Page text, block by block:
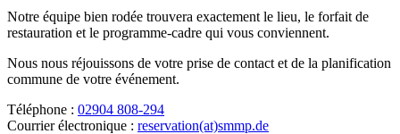
Notre équipe bien rodée trouvera exactement le lieu, le forfait de
restauration et le programme-cadre qui vous conviennent.
Nous nous réjouissons de votre prise de contact et de la planification
commune de votre événement.
Téléphone : 02904 808-294
Courrier électronique : reservation(at)smmp.de